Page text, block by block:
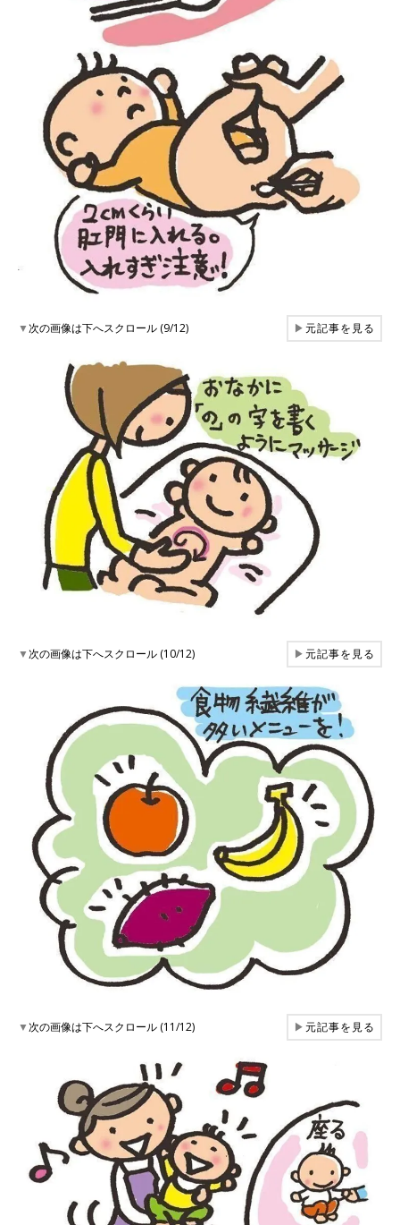
▼次の画像は下へスクロール (9/12) ▶元記事を見る
▼次の画像は下へスクロール (10/12) ▶元記事を見る
▼次の画像は下へスクロール (11/12) ▶元記事を見る